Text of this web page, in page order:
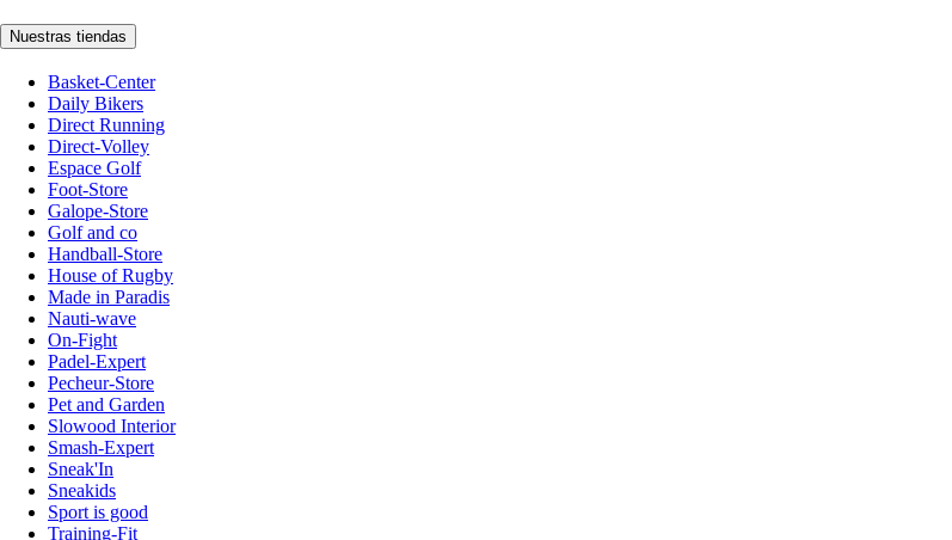
Nuestras tiendas
Basket-Center
Daily Bikers
Direct Running
Direct-Volley
Espace Golf
Foot-Store
Galope-Store
Golf and co
Handball-Store
House of Rugby
Made in Paradis
Nauti-wave
On-Fight
Padel-Expert
Pecheur-Store
Pet and Garden
Slowood Interior
Smash-Expert
Sneak'In
Sneakids
Sport is good
Training-Fit